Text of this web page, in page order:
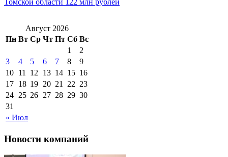
Томской области 122 млн рублей
Август 2026
Пн Вт Ср Чт Пт Сб Вс
« Июл
1
2
3
4 5 6 7 8
9
10 11 12 13 14 15 16
17 18 19 20 21 22 23
24 25 26 27 28 29 30
31
Новости компаний